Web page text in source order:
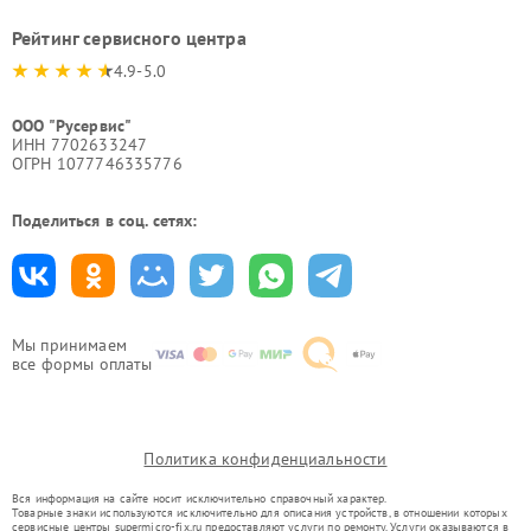
Мы принимаем
все формы оплаты
Рейтинг сервисного центра
4.9-5.0
ООО "Русервис"
ИНН 7702633247
ОГРН 1077746335776
Поделиться в соц. сетях:
Политика конфиденциальности
Вся информация на сайте носит исключительно справочный характер.
Товарные знаки используются исключительно для описания устройств, в отношении которых
сервисные центры supermicro-fix.ru предоставляют услуги по ремонту. Услуги оказываются в